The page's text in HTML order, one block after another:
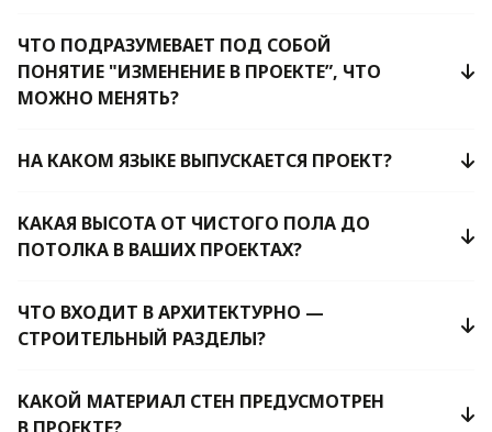
ЧТО ПОДРАЗУМЕВАЕТ ПОД СОБОЙ
ПОНЯТИЕ "ИЗМЕНЕНИЕ В ПРОЕКТЕ”, ЧТО
МОЖНО МЕНЯТЬ?
НА КАКОМ ЯЗЫКЕ ВЫПУСКАЕТСЯ ПРОЕКТ?
КАКАЯ ВЫСОТА ОТ ЧИСТОГО ПОЛА ДО
ПОТОЛКА В ВАШИХ ПРОЕКТАХ?
ЧТО ВХОДИТ В АРХИТЕКТУРНО —
СТРОИТЕЛЬНЫЙ РАЗДЕЛЫ?
КАКОЙ МАТЕРИАЛ СТЕН ПРЕДУСМОТРЕН